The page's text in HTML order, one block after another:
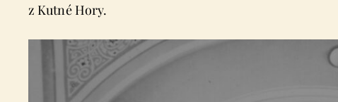
z Kutné Hory.